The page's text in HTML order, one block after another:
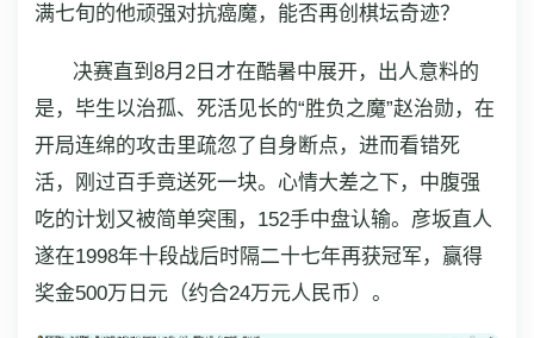
满七旬的他顽强对抗癌魔，能否再创棋坛奇迹？
决赛直到8月2日才在酷暑中展开，出人意料的
是，毕生以治孤、死活见长的“胜负之魔”赵治勋，在
开局连绵的攻击里疏忽了自身断点，进而看错死
活，刚过百手竟送死一块。心情大差之下，中腹强
吃的计划又被简单突围，152手中盘认输。彦坂直人
遂在1998年十段战后时隔二十七年再获冠军，赢得
奖金500万日元（约合24万元人民币）。